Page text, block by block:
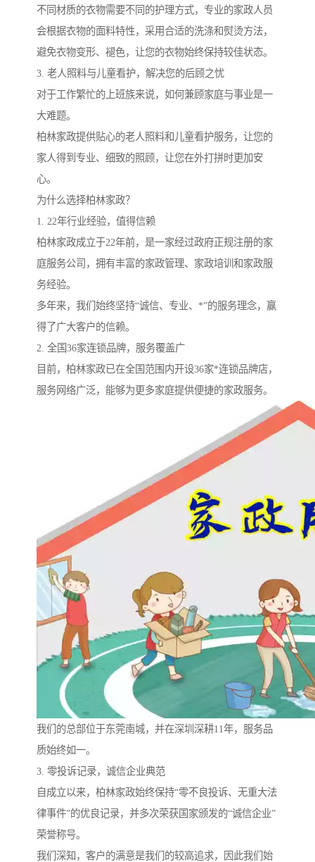
不同材质的衣物需要不同的护理方式，专业的家政人员
会根据衣物的面料特性，采用合适的洗涤和熨烫方法，
避免衣物变形、褪色，让您的衣物始终保持较佳状态。
3. 老人照料与儿童看护，解决您的后顾之忧
对于工作繁忙的上班族来说，如何兼顾家庭与事业是一
大难题。
柏林家政提供贴心的老人照料和儿童看护服务，让您的
家人得到专业、细致的照顾，让您在外打拼时更加安
心。
为什么选择柏林家政？
1. 22年行业经验，值得信赖
柏林家政成立于22年前，是一家经过政府正规注册的家
庭服务公司，拥有丰富的家政管理、家政培训和家政服
务经验。
多年来，我们始终坚持“诚信、专业、*”的服务理念，赢
得了广大客户的信赖。
2. 全国36家连锁品牌，服务覆盖广
目前，柏林家政已在全国范围内开设36家*连锁品牌店，
服务网络广泛，能够为更多家庭提供便捷的家政服务。
我们的总部位于东莞南城，并在深圳深耕11年，服务品
质始终如一。
3. 零投诉记录，诚信企业典范
自成立以来，柏林家政始终保持“零不良投诉、无重大法
律事件”的优良记录，并多次荣获国家颁发的“诚信企业”
荣誉称号。
我们深知，客户的满意是我们的较高追求，因此我们始